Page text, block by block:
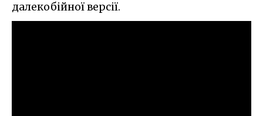
далекобійної версії.